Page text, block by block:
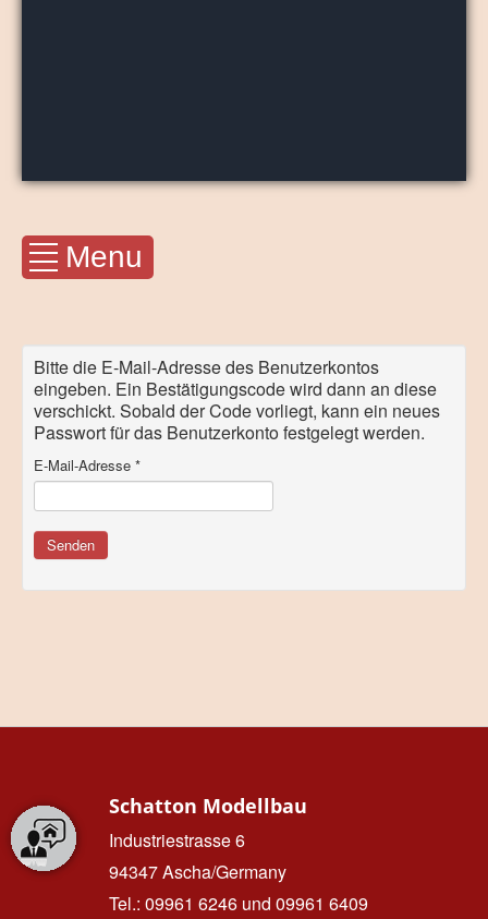
Menu
Bitte die E-Mail-Adresse des Benutzerkontos
eingeben. Ein Bestätigungscode wird dann an diese
verschickt. Sobald der Code vorliegt, kann ein neues
Passwort für das Benutzerkonto festgelegt werden.
E-Mail-Adresse *
Senden
Schatton Modellbau
Industriestrasse 6
94347 Ascha/Germany
Tel.: 09961 6246 und 09961 6409